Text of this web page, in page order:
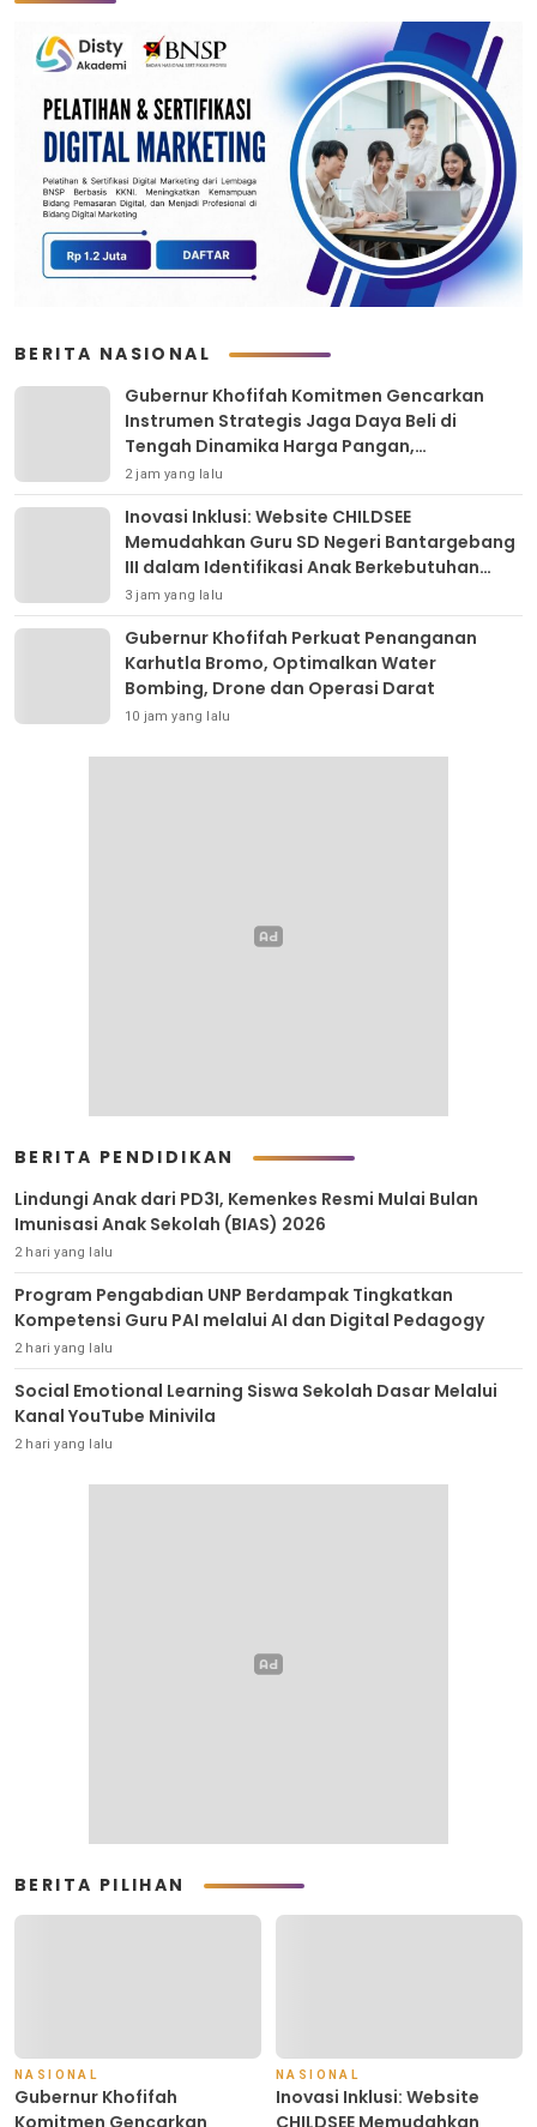
BERITA NASIONAL
Gubernur Khofifah Komitmen Gencarkan
Instrumen Strategis Jaga Daya Beli di
Tengah Dinamika Harga Pangan,
Masyarakat Kota Pasuruan Antusias Serbu
Pasar Murah dan Bendera Merah Putih
2 jam yang lalu
Inovasi Inklusi: Website CHILDSEE
Memudahkan Guru SD Negeri Bantargebang
III dalam Identifikasi Anak Berkebutuhan
Khusus
3 jam yang lalu
Gubernur Khofifah Perkuat Penanganan
Karhutla Bromo, Optimalkan Water
Bombing, Drone dan Operasi Darat
10 jam yang lalu
BERITA PENDIDIKAN
Lindungi Anak dari PD3I, Kemenkes Resmi Mulai Bulan
Imunisasi Anak Sekolah (BIAS) 2026
2 hari yang lalu
Program Pengabdian UNP Berdampak Tingkatkan
Kompetensi Guru PAI melalui AI dan Digital Pedagogy
2 hari yang lalu
Social Emotional Learning Siswa Sekolah Dasar Melalui
Kanal YouTube Minivila
2 hari yang lalu
BERITA PILIHAN
NASIONAL
Gubernur Khofifah
Komitmen Gencarkan
NASIONAL
Inovasi Inklusi: Website
CHILDSEE Memudahkan